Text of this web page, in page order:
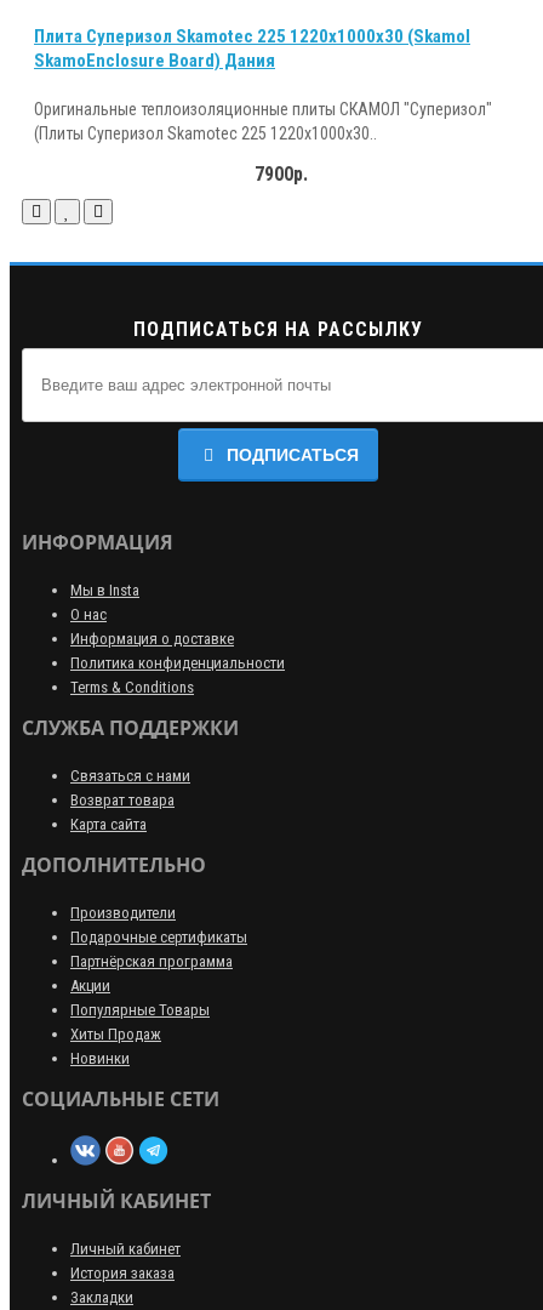
Плита Суперизол Skamotec 225 1220х1000х30 (Skamol
SkamoEnclosure Board) Дания
Оригинальные теплоизоляционные плиты СКАМОЛ "Суперизол"
(Плиты Суперизол Skamotec 225 1220х1000х30..
7900р.
ПОДПИСАТЬСЯ НА РАССЫЛКУ
ПОДПИСАТЬСЯ
ИНФОРМАЦИЯ
Мы в Insta
О нас
Информация о доставке
Политика конфиденциальности
Terms & Conditions
СЛУЖБА ПОДДЕРЖКИ
Связаться с нами
Возврат товара
Карта сайта
ДОПОЛНИТЕЛЬНО
Производители
Подарочные сертификаты
Партнёрская программа
Акции
Популярные Товары
Хиты Продаж
Новинки
СОЦИАЛЬНЫЕ СЕТИ
ЛИЧНЫЙ КАБИНЕТ
Личный кабинет
История заказа
Закладки